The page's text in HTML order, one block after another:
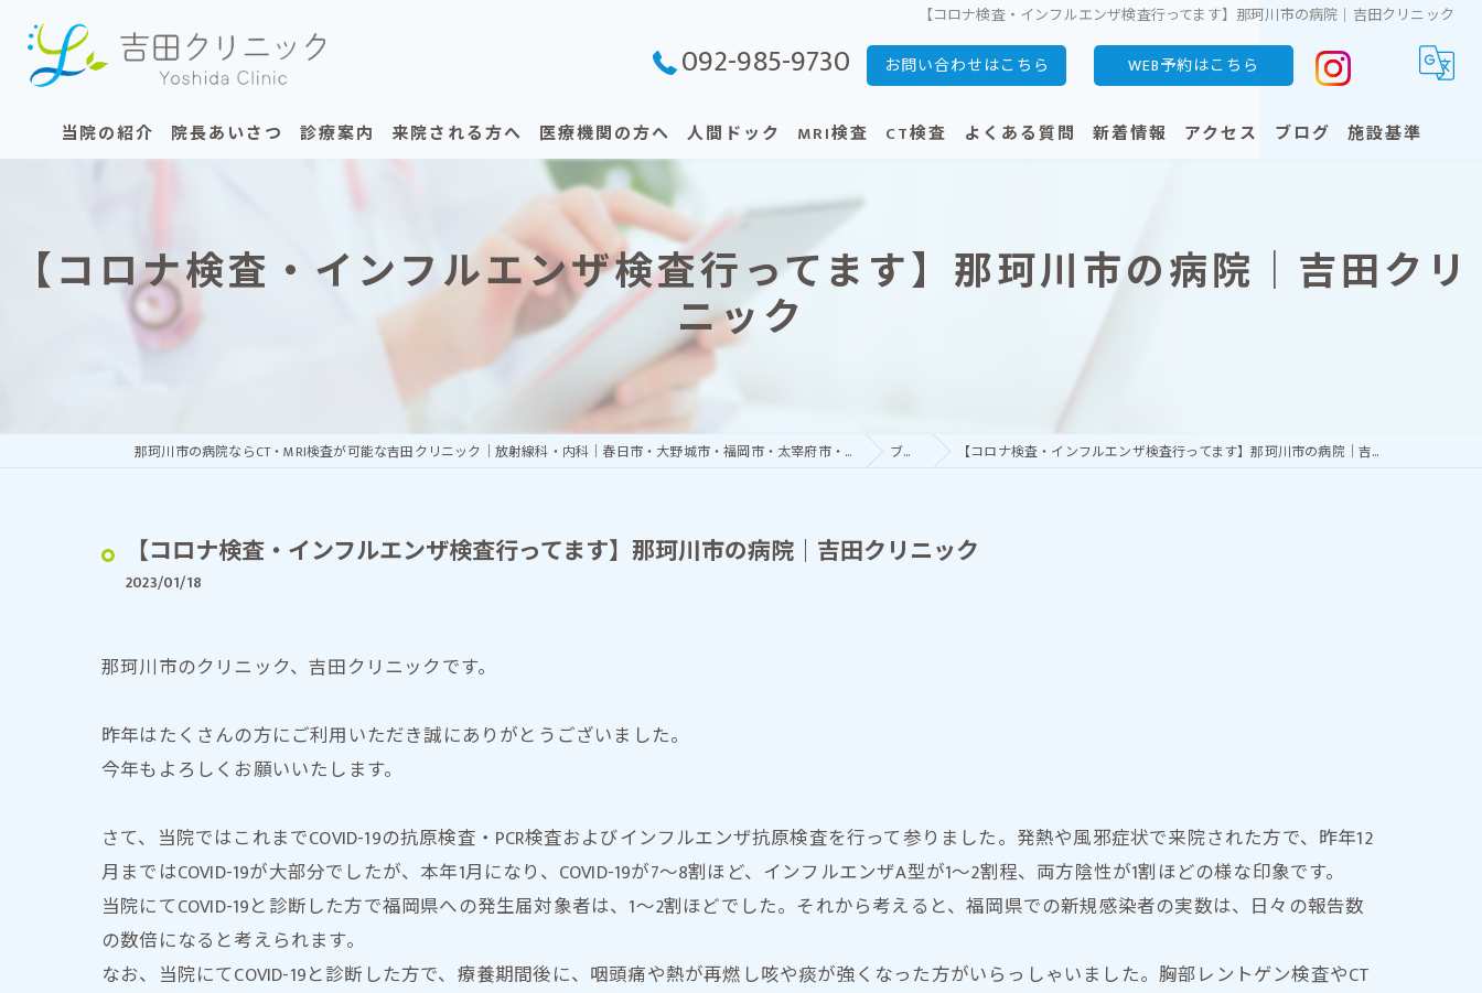
【コロナ検査・インフルエンザ検査行ってます】那珂川市の病院｜吉田クリニック
092-985-9730 お問い合わせはこちら WEB予約はこちら
当院の紹介
コンセプト
ギャラリー
院長あいさつ 診療案内
健診
健診の再検査・精密検査
MRI検査・CT検査
発熱外来
来院される方へ
MRI検査を受けられる方へ
CT検査を受けられる方へ
医療機関の方へ
整骨院・鍼灸院の先生方へ
人間ドック
人間ドック団体お申し込み
CT・MRI 各種検査について
脳MRI - 脳ドック -
前立腺MRI
乳房MRI
MRI検査 CT検査 よくある質問 新着情報 アクセス ブログ 施設基準
【コロナ検査・インフルエンザ検査行ってます】那珂川市の病院｜吉田クリ
ニック
那珂川市の病院ならCT・MRI検査が可能な吉田クリニック｜放射線科・内科｜春日市・大野城市・福岡市・太宰府市・筑紫野市からの受診も ブログ 【コロナ検査・インフルエンザ検査行ってます】那珂川市の病院｜吉田クリニック
【コロナ検査・インフルエンザ検査行ってます】那珂川市の病院｜吉田クリニック
2023/01/18
那珂川市のクリニック、吉田クリニックです。
昨年はたくさんの方にご利用いただき誠にありがとうございました。
今年もよろしくお願いいたします。
さて、当院ではこれまでCOVID-19の抗原検査・PCR検査およびインフルエンザ抗原検査を行って参りました。発熱や風邪症状で来院された方で、昨年12
月まではCOVID-19が大部分でしたが、本年1月になり、COVID-19が7～8割ほど、インフルエンザA型が1～2割程、両方陰性が1割ほどの様な印象です。
当院にてCOVID-19と診断した方で福岡県への発生届対象者は、1～2割ほどでした。それから考えると、福岡県での新規感染者の実数は、日々の報告数
の数倍になると考えられます。
なお、当院にてCOVID-19と診断した方で、療養期間後に、咽頭痛や熱が再燃し咳や痰が強くなった方がいらっしゃいました。胸部レントゲン検査やCT